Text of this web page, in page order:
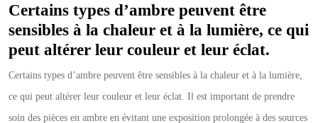
Certains types d’ambre peuvent être
sensibles à la chaleur et à la lumière, ce qui
peut altérer leur couleur et leur éclat.
Certains types d’ambre peuvent être sensibles à la chaleur et à la lumière,
ce qui peut altérer leur couleur et leur éclat. Il est important de prendre
soin des pièces en ambre en évitant une exposition prolongée à des sources